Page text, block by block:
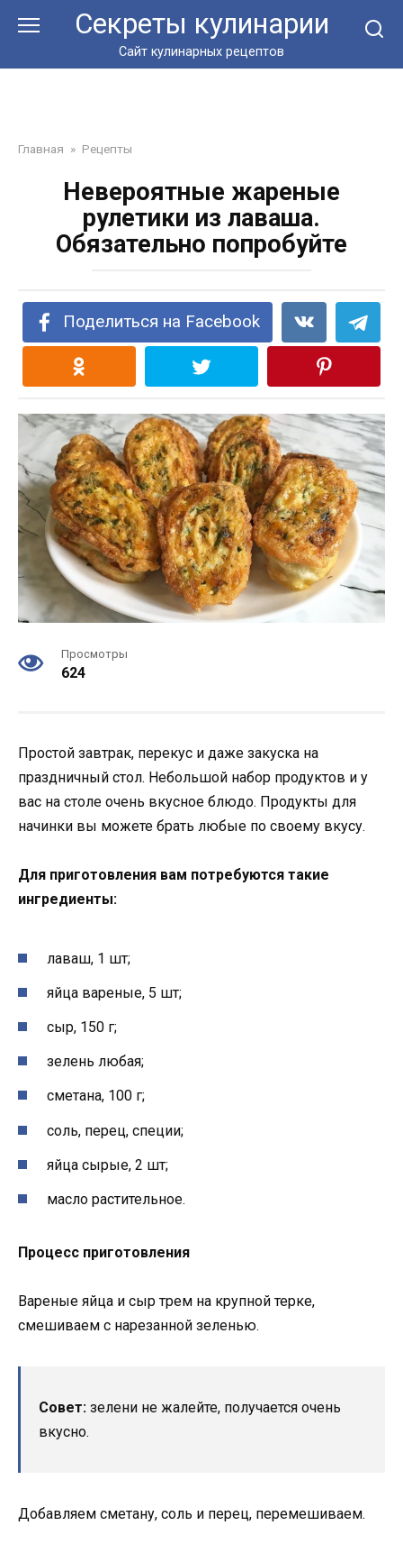
Секреты кулинарии
Сайт кулинарных рецептов
Главная » Рецепты
Невероятные жареные
рулетики из лаваша.
Обязательно попробуйте
Поделиться на Facebook
Просмотры
624
Простой завтрак, перекус и даже закуска на
праздничный стол. Небольшой набор продуктов и у
вас на столе очень вкусное блюдо. Продукты для
начинки вы можете брать любые по своему вкусу.
Для приготовления вам потребуются такие
ингредиенты:
лаваш, 1 шт;
яйца вареные, 5 шт;
сыр, 150 г;
зелень любая;
сметана, 100 г;
соль, перец, специи;
яйца сырые, 2 шт;
масло растительное.
Процесс приготовления
Вареные яйца и сыр трем на крупной терке,
смешиваем с нарезанной зеленью.
Совет: зелени не жалейте, получается очень
вкусно.
Добавляем сметану, соль и перец, перемешиваем.